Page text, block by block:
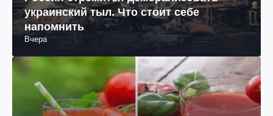
Рецепты
Ароматный томатный сок с болгарским
перцем: рецепт на зиму